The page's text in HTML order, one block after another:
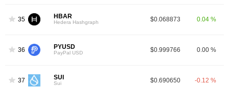
35 HBAR
Hedera Hashgraph $0.068873 0.04 %
36 PYUSD
PayPal USD $0.999766 0.00 %
37 SUI
Sui $0.690650 -0.12 %